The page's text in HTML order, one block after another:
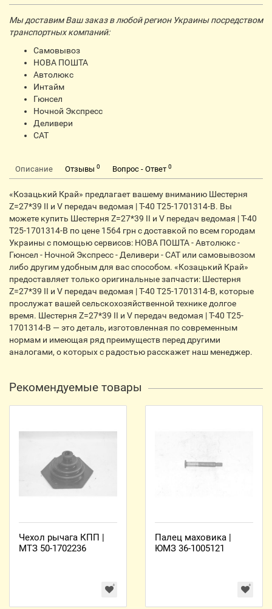
Мы доставим Ваш заказ в любой регион Украины посредством
транспортных компаний:
Самовывоз
НОВА ПОШТА
Автолюкс
Интайм
Гюнсел
Ночной Экспресс
Деливери
CАТ
Описание Отзывы 0 Вопрос - Ответ 0
«Козацький Край» предлагает вашему вниманию Шестерня
Z=27*39 II и V передач ведомая | Т-40 Т25-1701314-В. Вы
можете купить Шестерня Z=27*39 II и V передач ведомая | Т-40
Т25-1701314-В по цене 1564 грн с доставкой по всем городам
Украины с помощью сервисов: НОВА ПОШТА - Автолюкс -
Гюнсел - Ночной Экспресс - Деливери - САТ или самовывозом
либо другим удобным для вас способом. «Козацький Край»
предоставляет только оригинальные запчасти: Шестерня
Z=27*39 II и V передач ведомая | Т-40 Т25-1701314-В, которые
прослужат вашей сельскохозяйственной технике долгое
время. Шестерня Z=27*39 II и V передач ведомая | Т-40 Т25-
1701314-В — это деталь, изготовленная по современным
нормам и имеющая ряд преимуществ перед другими
аналогами, о которых с радостью расскажет наш менеджер.
Рекомендуемые товары
Чехол рычага КПП |
МТЗ 50-1702236
Палец маховика |
ЮМЗ 36-1005121